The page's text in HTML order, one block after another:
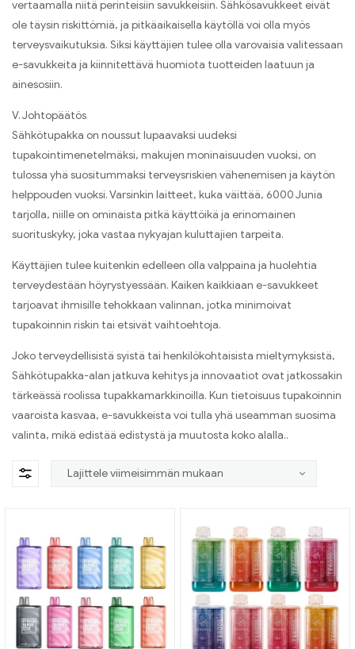
vertaamalla niitä perinteisiin savukkeisiin. Sähkösavukkeet eivät
ole täysin riskittömiä, ja pitkäaikaisella käytöllä voi olla myös
terveysvaikutuksia. Siksi käyttäjien tulee olla varovaisia ​​valitessaan
e-savukkeita ja kiinnitettävä huomiota tuotteiden laatuun ja
ainesosiin.
V. Johtopäätös
Sähkötupakka on noussut lupaavaksi uudeksi
tupakointimenetelmäksi, makujen moninaisuuden vuoksi, on
tulossa yhä suositummaksi terveysriskien vähenemisen ja käytön
helppouden vuoksi. Varsinkin laitteet, kuka väittää, 6000 Junia
tarjolla, niille on ominaista pitkä käyttöikä ja erinomainen
suorituskyky, joka vastaa nykyajan kuluttajien tarpeita.
Käyttäjien tulee kuitenkin edelleen olla valppaina ja huolehtia
terveydestään höyrystyessään. Kaiken kaikkiaan e-savukkeet
tarjoavat ihmisille tehokkaan valinnan, jotka minimoivat
tupakoinnin riskin tai etsivät vaihtoehtoja.
Joko terveydellisistä syistä tai henkilökohtaisista mieltymyksistä,
Sähkötupakka-alan jatkuva kehitys ja innovaatiot ovat jatkossakin
tärkeässä roolissa tupakkamarkkinoilla. Kun tietoisuus tupakoinnin
vaaroista kasvaa, e-savukkeista voi tulla yhä useamman suosima
valinta, mikä edistää edistystä ja muutosta koko alalla..